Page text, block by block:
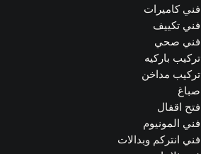
فني كاميرات
فني تكييف
فني صحي
تركيب باركيه
تركيب مداخن
صباغ
فتح اقفال
فني المونيوم
فني انتركم وبدالات